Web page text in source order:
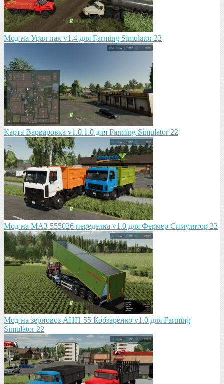
Мод на Урал пак v1.4 для Farming Simulator 22
Карта Варваровка v1.0.1.0 для Farming Simulator 22
Мод на МАЗ 555026 пeрeдeлка v1.0 для Фермер Симулятор 22
Мод на зeрновоз АНП-55 Кобзарeнко v1.0 для Farming
Simulator 22